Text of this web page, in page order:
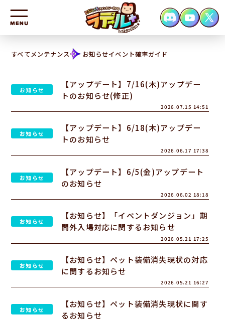
HOME
CHARACTER
SYSTEM
FAQ
すべてメンテナンス お知らせイベント確率ガイド
お知らせ
【アップデート】7/16(木)アップデー
トのお知らせ(修正)
2026.07.15 14:51
お知らせ
【アップデート】6/18(木)アップデー
トのお知らせ
2026.06.17 17:38
お知らせ
【アップデート】6/5(金)アップデート
のお知らせ
2026.06.02 18:18
お知らせ
【お知らせ】「イベントダンジョン」期
間外入場対応に関するお知らせ
2026.05.21 17:25
お知らせ
【お知らせ】ペット装備消失現状の対応
に関するお知らせ
2026.05.21 16:27
お知らせ
【お知らせ】ペット装備消失現状に関す
るお知らせ